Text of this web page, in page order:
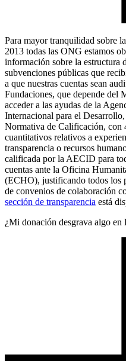
Para mayor tranquilidad sobre
2013 todas las ONG estamos
información sobre la estructura
subvenciones públicas que
a que nuestras cuentas sean
Fundaciones, que depende del
acceder a las ayudas de la
Internacional para el
Normativa de Calificación, con
cuantitativos relativos a
transparencia o recursos
calificada por la AECID para
cuentas ante la Oficina
(ECHO), justificando todos los
de convenios de colaboración
sección de transparencia está
¿Mi donación desgrava algo en